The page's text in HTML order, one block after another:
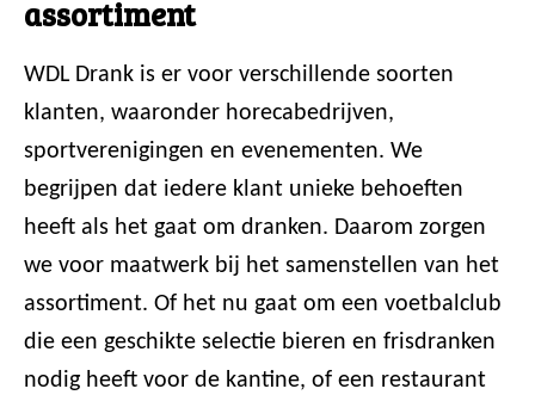
assortiment
WDL Drank is er voor verschillende soorten
klanten, waaronder horecabedrijven,
sportverenigingen en evenementen. We
begrijpen dat iedere klant unieke behoeften
heeft als het gaat om dranken. Daarom zorgen
we voor maatwerk bij het samenstellen van het
assortiment. Of het nu gaat om een voetbalclub
die een geschikte selectie bieren en frisdranken
nodig heeft voor de kantine, of een restaurant